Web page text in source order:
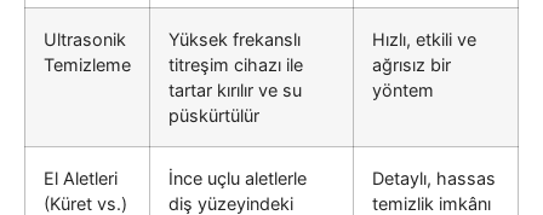
Ultrasonik
Temizleme
Yüksek frekanslı
titreşim cihazı ile
tartar kırılır ve su
püskürtülür
Hızlı, etkili ve
ağrısız bir
yöntem
El Aletleri
(Küret vs.)
İnce uçlu aletlerle
diş yüzeyindeki
Detaylı, hassas
temizlik imkânı